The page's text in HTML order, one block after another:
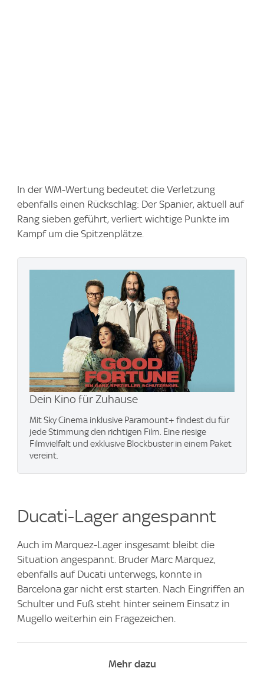
In der WM-Wertung bedeutet die Verletzung
ebenfalls einen Rückschlag: Der Spanier, aktuell auf
Rang sieben geführt, verliert wichtige Punkte im
Kampf um die Spitzenplätze.
Dein Kino für Zuhause
Mit Sky Cinema inklusive Paramount+​ findest du für
jede Stimmung den richtigen Film. Eine riesige
Filmvielfalt und exklusive Blockbuster in einem Paket
vereint.
Ducati-Lager angespannt
Auch im Marquez-Lager insgesamt bleibt die
Situation angespannt. Bruder Marc Marquez,
ebenfalls auf Ducati unterwegs, konnte in
Barcelona gar nicht erst starten. Nach Eingriffen an
Schulter und Fuß steht hinter seinem Einsatz in
Mugello weiterhin ein Fragezeichen.
Mehr dazu